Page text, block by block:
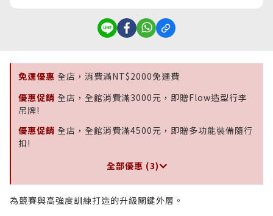
免運優惠 全店，消費滿NT$2000免運費
優惠促銷 全店，全館消費滿3000元，即贈Flow造型行李
吊牌!
優惠促銷 全店，全館消費滿4500元，即贈多功能裝備隨行
扣!
全部優惠 (3)
為競賽與高強度訓練打造的升級關鍵外層。